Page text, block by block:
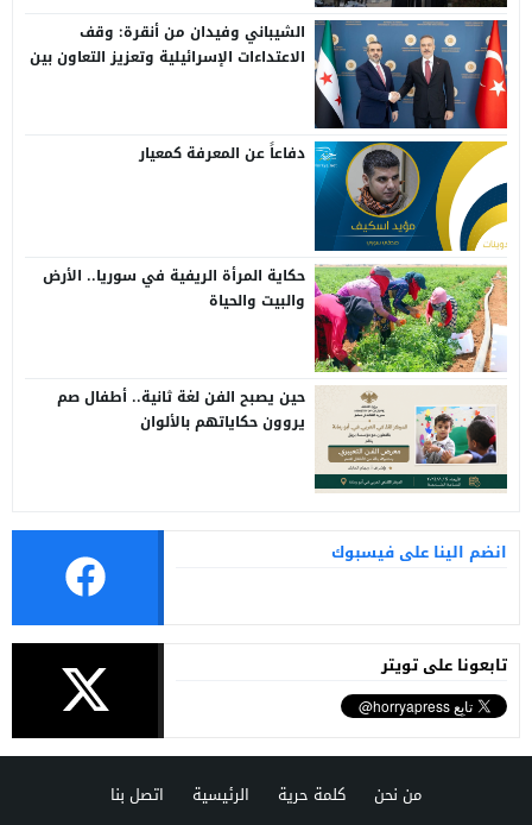
الشيباني وفيدان من أنقرة: وقف
الاعتداءات الإسرائيلية وتعزيز التعاون بين
دفاعاً عن المعرفة كمعيار
حكاية المرأة الريفية في سوريا.. الأرض
والبيت والحياة
حين يصبح الفن لغة ثانية.. أطفال صم
يروون حكاياتهم بالألوان
انضم الينا على فيسبوك
تابعونا على تويتر
من نحن كلمة حرية الرئيسية اتصل بنا